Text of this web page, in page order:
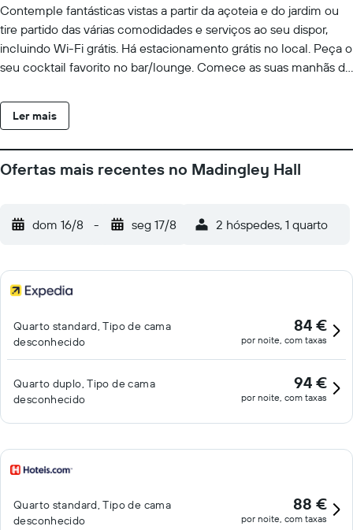
Contemple fantásticas vistas a partir da açoteia e do jardim ou
tire partido das várias comodidades e serviços ao seu dispor,
incluindo Wi-Fi grátis. Há estacionamento grátis no local. Peça o
seu cocktail favorito no bar/lounge. Comece as suas manhãs da
diariamente entre as 07:00 e as 09:00. Sinta-se em casa num
dos 62 quartos com um televisor de ecrã plano. Mantenha-se
casas de banho estão equipadas com um polibã e secadores de
cabelo. As comodidades incluem ainda um telefone e uma
Ler mais
Ofertas mais recentes no Madingley Hall
dom 16/8 - seg 17/8 2 hóspedes, 1 quarto
Quarto standard, Tipo de cama
desconhecido
84 €
por noite, com taxas
Quarto duplo, Tipo de cama
desconhecido
94 €
por noite, com taxas
Quarto standard, Tipo de cama
desconhecido
88 €
por noite, com taxas